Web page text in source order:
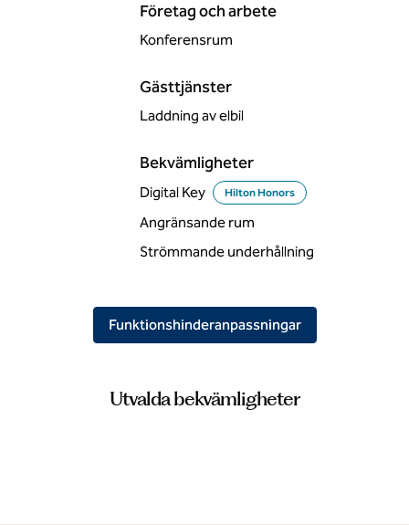
Företag och arbete
Konferensrum
Gästtjänster
Laddning av elbil
Bekvämligheter
Digital Key Hilton Honors
Angränsande rum
Strömmande underhållning
Funktionshinderanpassningar
Utvalda bekvämligheter
FITNESSCENTER